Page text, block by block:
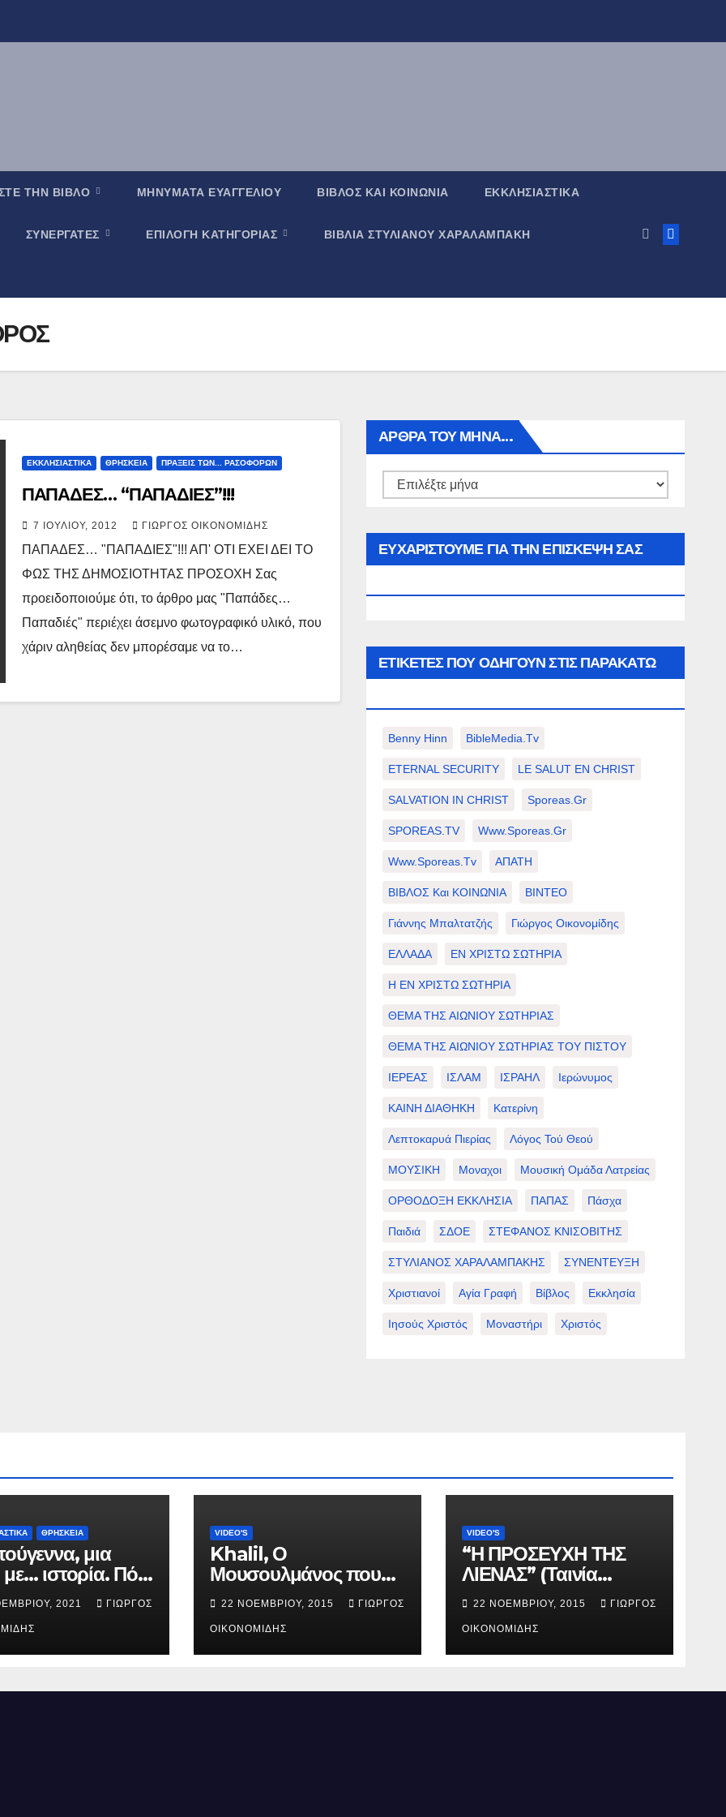
ΤΗΝ ΒΙΒΛΟ ΜΗΝΥΜΑΤΑ ΕΥΑΓΓΕΛΙΟΥ ΒΙΒΛΟΣ ΚΑΙ ΚΟΙΝΩΝΙΑ ΕΚΚΛΗΣΙΑΣΤΙΚΑ
ΣΥΝΕΡΓΑΤΕΣ ΕΠΙΛΟΓΗ ΚΑΤΗΓΟΡΙΑΣ ΒΙΒΛΙΑ ΣΤΥΛΙΑΝΟΥ ΧΑΡΑΛΑΜΠΑΚΗ
ΕΚΚΛΗΣΙΑΣΤΙΚΑ ΘΡΗΣΚΕΙΑ ΠΡΑΞΕΙΣ ΤΩΝ... ΡΑΣΟΦΟΡΩΝ
ΠΑΠΑΔΕΣ… “ΠΑΠΑΔΙΕΣ”!!!
7 ΙΟΥΛΊΟΥ, 2012 ΓΙΏΡΓΟΣ ΟΙΚΟΝΟΜΊΔΗΣ
ΠΑΠΑΔΕΣ… "ΠΑΠΑΔΙΕΣ"!!! ΑΠ' ΟΤΙ ΕΧΕΙ ΔΕΙ ΤΟ
ΦΩΣ ΤΗΣ ΔΗΜΟΣΙΟΤΗΤΑΣ ΠΡΟΣΟΧΗ Σας
προειδοποιούμε ότι, το άρθρο μας "Παπάδες…
Παπαδιές" περιέχει άσεμνο φωτογραφικό υλικό, που
χάριν αληθείας δεν μπορέσαμε να το…
ΑΡΘΡΑ ΤΟΥ ΜΉΝΑ…
Αρθρα
μήνα…
ΕΥΧΑΡΙΣΤΟΥΜΕ ΓΙΑ ΤΗΝ ΕΠΙΣΚΕΨΗ ΣΑΣ
ΕΤΙΚΈΤΕΣ ΠΟΥ ΟΔΗΓΟΎΝ ΣΤΙΣ ΠΑΡΑΚΆΤΩ
Benny Hinn BibleMedia.tv
ETERNAL SECURITY LE SALUT EN CHRIST
SALVATION IN CHRIST Sporeas.gr
SPOREAS.TV Www.sporeas.gr
Www.sporeas.tv ΑΠΑΤΗ
ΒΙΒΛΟΣ Και ΚΟΙΝΩΝΙΑ ΒΙΝΤΕΟ
Γιάννης Μπαλτατζής Γιώργος Οικονομίδης
ΕΛΛΑΔΑ ΕΝ ΧΡΙΣΤΩ ΣΩΤΗΡΙΑ
Η ΕΝ ΧΡΙΣΤΩ ΣΩΤΗΡΙΑ
ΘΕΜΑ ΤΗΣ ΑΙΩΝΙΟΥ ΣΩΤΗΡΙΑΣ
ΘΕΜΑ ΤΗΣ ΑΙΩΝΙΟΥ ΣΩΤΗΡΙΑΣ ΤΟΥ ΠΙΣΤΟΥ
ΙΕΡΕΑΣ ΙΣΛΑΜ ΙΣΡΑΗΛ Ιερώνυμος
ΚΑΙΝΗ ΔΙΑΘΗΚΗ Κατερίνη
Λεπτοκαρυά Πιερίας Λόγος Τού Θεού
ΜΟΥΣΙΚΗ Μοναχοι Μουσική Ομάδα Λατρείας
ΟΡΘΟΔΟΞΗ ΕΚΚΛΗΣΙΑ ΠΑΠΑΣ Πάσχα
Παιδιά ΣΔΟΕ ΣΤΕΦΑΝΟΣ ΚΝΙΣΟΒΙΤΗΣ
ΣΤΥΛΙΑΝΟΣ ΧΑΡΑΛΑΜΠΑΚΗΣ ΣΥΝΕΝΤΕΥΞΗ
Χριστιανοί Αγία Γραφή Βίβλος Εκκλησία
Ιησούς Χριστός Μοναστήρι Χριστός
ΘΡΗΣΚΕΙΑ
μια
ιστορία. Πότε
ο Ιησούς
(Βίντεο).
2021 ΓΙΏΡΓΟΣ
VIDEO'S
Khalil, Ο
Μουσουλμάνος που
έγινε Χριστιανός.
22 ΝΟΕΜΒΡΊΟΥ, 2015 ΓΙΏΡΓΟΣ
ΟΙΚΟΝΟΜΊΔΗΣ
VIDEO'S
“Η ΠΡΟΣΕΥΧΗ ΤΗΣ
ΛΙΕΝΑΣ” (Ταινία
μικρού μήκους).
22 ΝΟΕΜΒΡΊΟΥ, 2015 ΓΙΏΡΓΟΣ
ΟΙΚΟΝΟΜΊΔΗΣ